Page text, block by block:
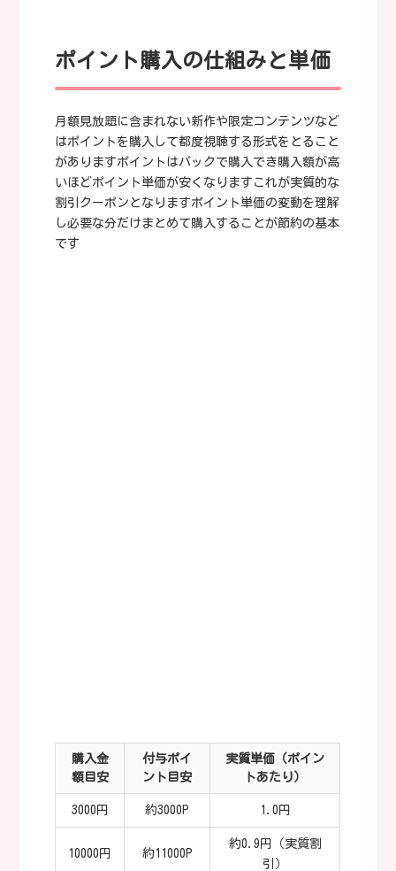
ポイント購入の仕組みと単価
月額見放題に含まれない新作や限定コンテンツなど
はポイントを購入して都度視聴する形式をとること
がありますポイントはパックで購入でき購入額が高
いほどポイント単価が安くなりますこれが実質的な
割引クーポンとなりますポイント単価の変動を理解
し必要な分だけまとめて購入することが節約の基本
です
購入金
額目安
付与ポイ
ント目安
実質単価（ポイン
トあたり）
3000円 約3000P 1.0円
10000円 約11000P
約0.9円（実質割
引）